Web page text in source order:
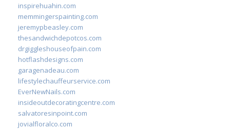
inspirehuahin.com
memmingerspainting.com
jeremypbeasley.com
thesandwichdepotcos.com
drgiggleshouseofpain.com
hotflashdesigns.com
garagenadeau.com
lifestylechauffeurservice.com
EverNewNails.com
insideoutdecoratingcentre.com
salvatoresinpoint.com
jovialfloralco.com